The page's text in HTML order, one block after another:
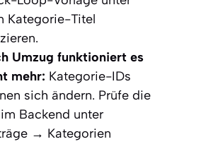
Kategorie-Titel
Umzug funktioniert es
mehr: Kategorie-IDs
sich ändern. Prüfe die
Backend unter
→ Kategorien